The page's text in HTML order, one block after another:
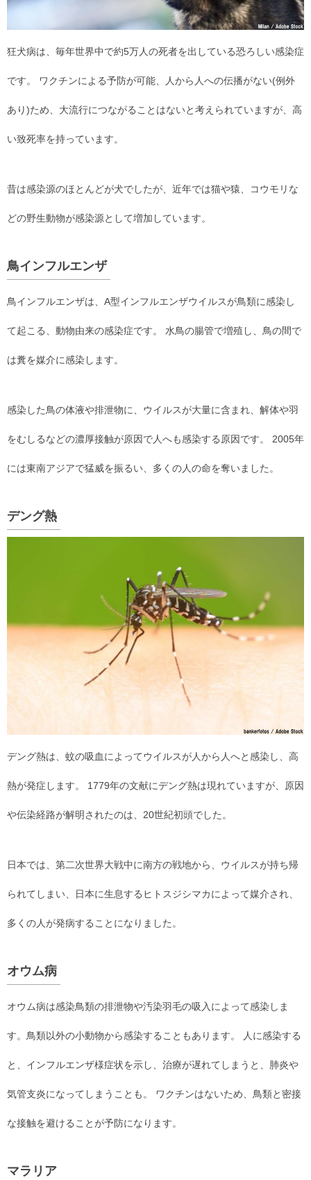
狂犬病は、毎年世界中で約5万人の死者を出している恐ろしい感染症
です。 ワクチンによる予防が可能、人から人への伝播がない(例外
あり)ため、大流行につながることはないと考えられていますが、高
い致死率を持っています。
昔は感染源のほとんどが犬でしたが、近年では猫や猿、コウモリな
どの野生動物が感染源として増加しています。
鳥インフルエンザ
鳥インフルエンザは、A型インフルエンザウイルスが鳥類に感染し
て起こる、動物由来の感染症です。 水鳥の腸管で増殖し、鳥の間で
は糞を媒介に感染します。
感染した鳥の体液や排泄物に、ウイルスが大量に含まれ、解体や羽
をむしるなどの濃厚接触が原因で人へも感染する原因です。 2005年
には東南アジアで猛威を振るい、多くの人の命を奪いました。
デング熱
デング熱は、蚊の吸血によってウイルスが人から人へと感染し、高
熱が発症します。 1779年の文献にデング熱は現れていますが、原因
や伝染経路が解明されたのは、20世紀初頭でした。
日本では、第二次世界大戦中に南方の戦地から、ウイルスが持ち帰
られてしまい、日本に生息するヒトスジシマカによって媒介され、
多くの人が発病することになりました。
オウム病
オウム病は感染鳥類の排泄物や汚染羽毛の吸入によって感染しま
す。鳥類以外の小動物から感染することもあります。 人に感染する
と、インフルエンザ様症状を示し、治療が遅れてしまうと、肺炎や
気管支炎になってしまうことも。 ワクチンはないため、鳥類と密接
な接触を避けることが予防になります。
マラリア